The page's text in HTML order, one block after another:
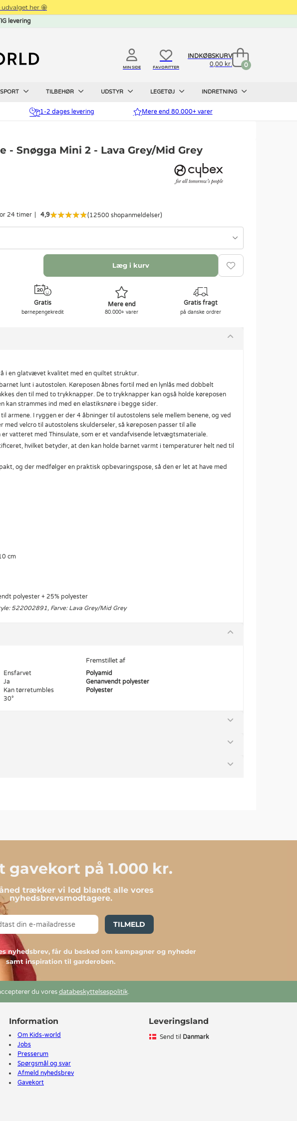
udvalget her 🤩
levering
MIN SIDE FAVORITTER
INDKØBSKURV
0,00 kr.
0
SPORT TILBEHØR UDSTYR LEGETØJ INDRETNING
1-2 dages levering Mere end 80.000+ varer
- Snøgga Mini 2 - Lava Grey/Mid Grey
24 timer 4,9 (12500 shopanmeldelser)
Læg i kurv
Gratis
børnepengekredit
Mere end
80.000+ varer
Gratis fragt
på danske ordrer
i en glatvævet kvalitet med en quiltet struktur.
lunt i autostolen. Køreposen åbnes fortil med en lynlås med dobbelt
den til med to trykknapper. De to trykknapper kan også holde køreposen
kan strammes ind med en elastiksnøre i begge sider.
til armene. I ryggen er der 4 åbninger til autostolens sele mellem benene, og ved
med velcro til autostolens skulderseler, så køreposen passer til alle
er vatteret med Thinsulate, som er et vandafvisende letvægtsmateriale.
hvilket betyder, at den kan holde barnet varmt i temperaturer helt ned til
og der medfølger en praktisk opbevaringspose, så den er let at have med
cm
polyester + 25% polyester
522002891, Farve: Lava Grey/Mid Grey
Ensfarvet
Ja
Kan tørretumbles
30°
Fremstillet af
Polyamid
Genanvendt polyester
Polyester
gavekort på 1.000 kr.
trækker vi lod blandt alle vores
nyhedsbrevsmodtagere.
TILMELD
nyhedsbrev, får du besked om kampagner og nyheder
samt inspiration til garderoben.
du voresdatabeskyttelsespolitik.
Information
Om Kids-world
Jobs
Presserum
Spørgsmål og svar
Afmeld nyhedsbrev
Gavekort
Leveringsland
Send til Danmark